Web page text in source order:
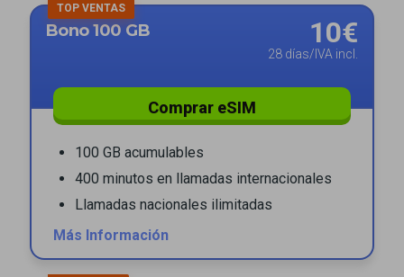
Bono 100 GB
TOP VENTAS
10€
28 días/IVA incl.
Comprar eSIM
100 GB acumulables
400 minutos en llamadas internacionales
Llamadas nacionales ilimitadas
Más Información